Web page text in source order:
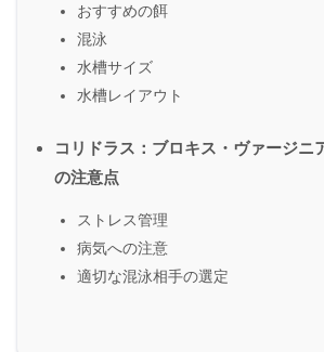
おすすめの餌
混泳
水槽サイズ
水槽レイアウト
コリドラス：ブロキス・ヴァージニ
の注意点
ストレス管理
病気への注意
適切な混泳相手の選定